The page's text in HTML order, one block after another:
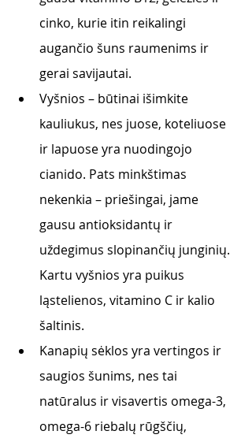
cinko, kurie itin reikalingi
augančio šuns raumenims ir
gerai savijautai.
Vyšnios – būtinai išimkite
kauliukus, nes juose, koteliuose
ir lapuose yra nuodingojo
cianido. Pats minkštimas
nekenkia – priešingai, jame
gausu antioksidantų ir
uždegimus slopinančių junginių.
Kartu vyšnios yra puikus
ląstelienos, vitamino C ir kalio
šaltinis.
Kanapių sėklos yra vertingos ir
saugios šunims, nes tai
natūralus ir visavertis omega-3,
omega-6 riebalų rūgščių,